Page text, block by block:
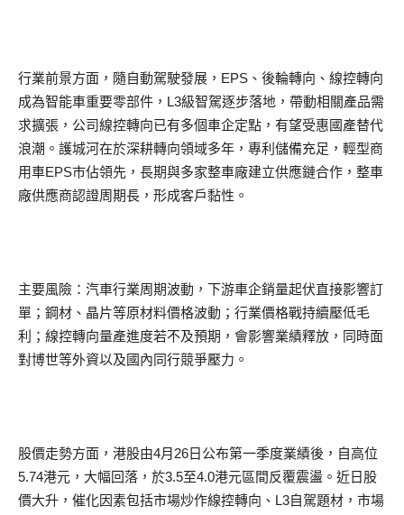
行業前景方面，隨自動駕駛發展，EPS、後輪轉向、線控轉向
成為智能車重要零部件，L3級智駕逐步落地，帶動相關產品需
求擴張，公司線控轉向已有多個車企定點，有望受惠國產替代
浪潮。護城河在於深耕轉向領域多年，專利儲備充足，輕型商
用車EPS市佔領先，長期與多家整車廠建立供應鏈合作，整車
廠供應商認證周期長，形成客戶黏性。
主要風險：汽車行業周期波動，下游車企銷量起伏直接影響訂
單；鋼材、晶片等原材料價格波動；行業價格戰持續壓低毛
利；線控轉向量產進度若不及預期，會影響業績釋放，同時面
對博世等外資以及國內同行競爭壓力。
股價走勢方面，港股由4月26日公布第一季度業績後，自高位
5.74港元，大幅回落，於3.5至4.0港元區間反覆震盪。近日股
價大升，催化因素包括市場炒作線控轉向、L3自駕題材，市場